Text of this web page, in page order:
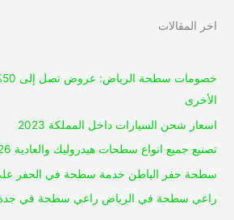
اخر المقالات
الأخرى
اسعار شحن السيارات داخل المملكة 2023
تصنيع جميع انواع سطحات هيدروليك والعادية 2026
سطحة حفر الباطن خدمة سطحة في الحفر على
راعي سطحة في الرياض راعي سطحة في